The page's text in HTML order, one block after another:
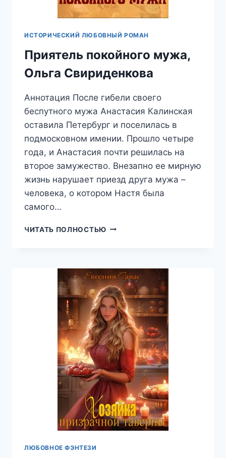
ИСТОРИЧЕСКИЙ ЛЮБОВНЫЙ РОМАН
Приятель покойного мужа,
Ольга Свириденкова
Аннотация После гибели своего
беспутного мужа Анастасия Калинская
оставила Петербург и поселилась в
подмосковном имении. Прошло четыре
года, и Анастасия почти решилась на
второе замужество. Внезапно ее мирную
жизнь нарушает приезд друга мужа –
человека, о котором Настя была
самого…
ЧИТАТЬ ПОЛНОСТЬЮ ПРИЯТЕЛЬ
СВИРИДЕНКОВА
ЛЮБОВНОЕ ФЭНТЕЗИ